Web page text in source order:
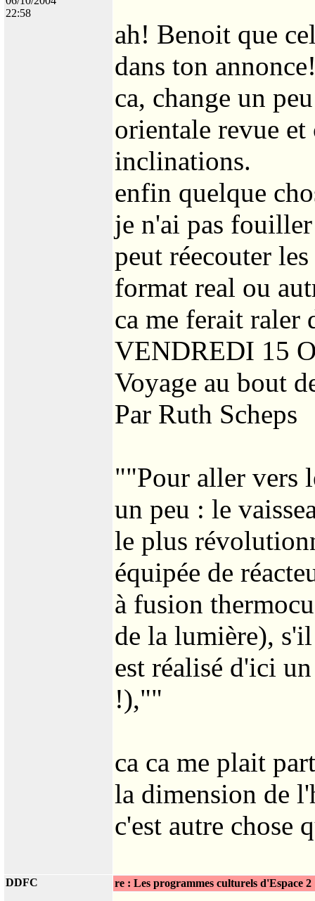
22:58
ah! Benoit que
dans ton
ca, change un
orientale revue et
inclinations.
enfin quelque
je n'ai pas
peut réecouter
format real ou
ca me ferait raler
VENDREDI 15
Voyage au bout
Par Ruth Scheps
""Pour aller vers
un peu : le
le plus
équipée de
à fusion
de la lumière), s'il
est réalisé d'ici
!),""
ca ca me plait
la dimension de
c'est autre chose
DDFC re : Les programmes culturels d'Espace 2